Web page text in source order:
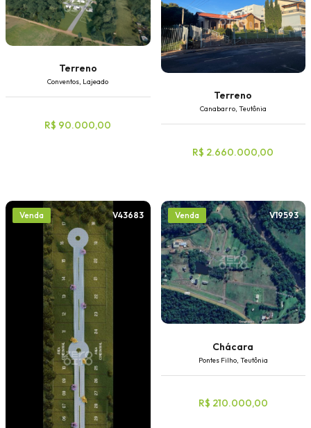
Terreno
Conventos, Lajeado
R$ 90.000,00
Terreno
Canabarro, Teutônia
R$ 2.660.000,00
Venda V43683 Venda V19593
Chácara
Pontes Filho, Teutônia
R$ 210.000,00